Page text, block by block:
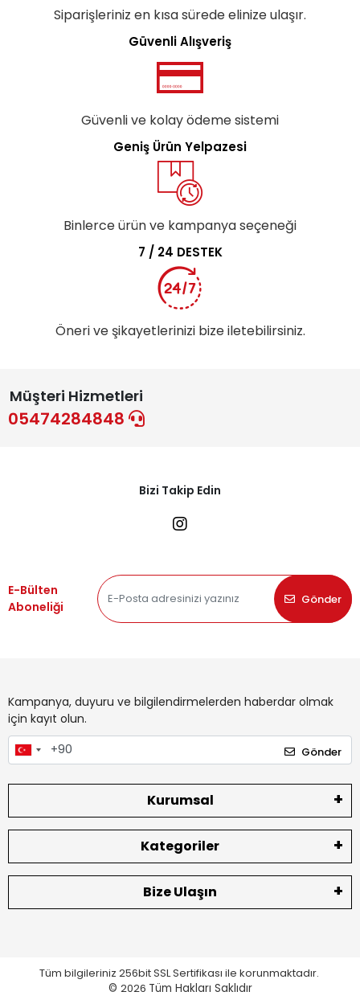
Siparişleriniz en kısa sürede elinize ulaşır.
Güvenli Alışveriş
Güvenli ve kolay ödeme sistemi
Geniş Ürün Yelpazesi
Binlerce ürün ve kampanya seçeneği
7 / 24 DESTEK
Öneri ve şikayetlerinizi bize iletebilirsiniz.
Müşteri Hizmetleri
05474284848
Bizi Takip Edin
E-Bülten
Aboneliği
Gönder
Kampanya, duyuru ve bilgilendirmelerden haberdar olmak
için kayıt olun.
Gönder
Kurumsal
Kategoriler
Bize Ulaşın
Tüm bilgileriniz 256bit SSL Sertifikası ile korunmaktadır.
© 2026 Tüm Hakları Saklıdır